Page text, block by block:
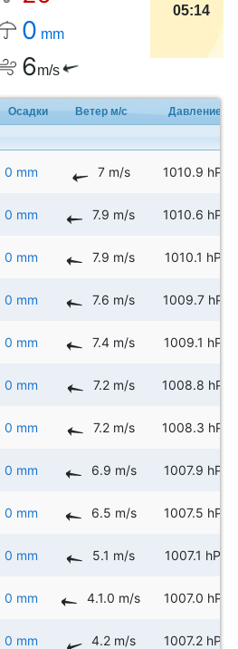
0 mm
6m/s
05:14
Осадки Ветер м/с Давление
0 mm 7 m/s 1010.9 hPa
0 mm 7.9 m/s 1010.6 hPa
0 mm 7.9 m/s 1010.1 hPa
0 mm 7.6 m/s 1009.7 hPa
0 mm 7.4 m/s 1009.1 hPa
0 mm 7.2 m/s 1008.8 hPa
0 mm 7.2 m/s 1008.3 hPa
0 mm 6.9 m/s 1007.9 hPa
0 mm 6.5 m/s 1007.5 hPa
0 mm 5.1 m/s 1007.1 hPa
0 mm 4.1.0 m/s 1007.0 hPa
0 mm 4.2 m/s 1007.2 hPa